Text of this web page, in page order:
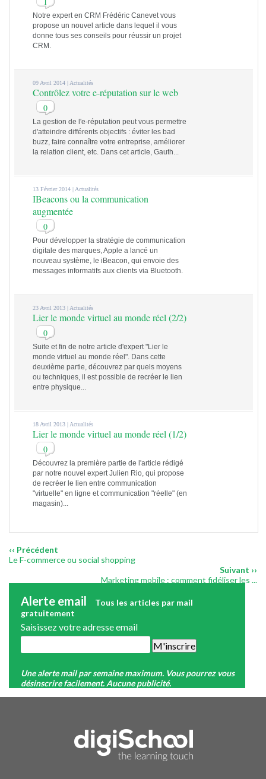
Notre expert en CRM Frédéric Canevet vous
propose un nouvel article dans lequel il vous
donne tous ses conseils pour réussir un projet
CRM.
09 Avril 2014 | Actualités
Contrôlez votre e-réputation sur le web
0
La gestion de l'e-réputation peut vous permettre
d'atteindre différents objectifs : éviter les bad
buzz, faire connaître votre entreprise, améliorer
la relation client, etc. Dans cet article, Gauth...
13 Février 2014 | Actualités
IBeacons ou la communication
augmentée
0
Pour développer la stratégie de communication
digitale des marques, Apple a lancé un
nouveau système, le iBeacon, qui envoie des
messages informatifs aux clients via Bluetooth.
23 Avril 2013 | Actualités
Lier le monde virtuel au monde réel (2/2)
0
Suite et fin de notre article d'expert "Lier le
monde virtuel au monde réel". Dans cette
deuxième partie, découvrez par quels moyens
ou techniques, il est possible de recréer le lien
entre physique...
18 Avril 2013 | Actualités
Lier le monde virtuel au monde réel (1/2)
0
Découvrez la première partie de l'article rédigé
par notre nouvel expert Julien Rio, qui propose
de recréer le lien entre communication
"virtuelle" en ligne et communication "réelle" (en
magasin)...
‹‹ Précédent
Le F-commerce ou social shopping
Suivant ››
Marketing mobile : comment fidéliser les ...
Alerte email
Tous les articles par mail
gratuitement
Saisissez votre adresse email
Une alerte mail par semaine maximum. Vous pourrez vous
désinscrire facilement. Aucune publicité.